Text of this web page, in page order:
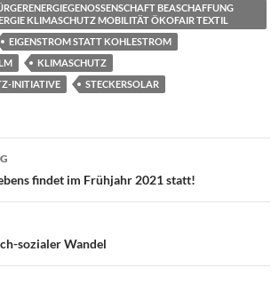
BEASCHAFFUNG
KLIMASCHUTZ MOBILITÄT ÖKOFAIR TEXTIL
EIGENSTROM STATT KOHLESTROM
KLIMASCHUTZ
INITIATIVE
STECKERSOLAR
findet im Frühjahr 2021 statt!
sozialer Wandel